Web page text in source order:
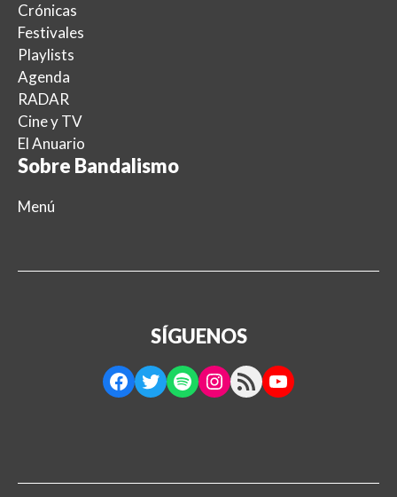
Crónicas
Festivales
Playlists
Agenda
RADAR
Cine y TV
El Anuario
Sobre Bandalismo
Menú
SÍGUENOS
Facebook
Twitter
Spotify
Instagram
RSS FeedYouTube